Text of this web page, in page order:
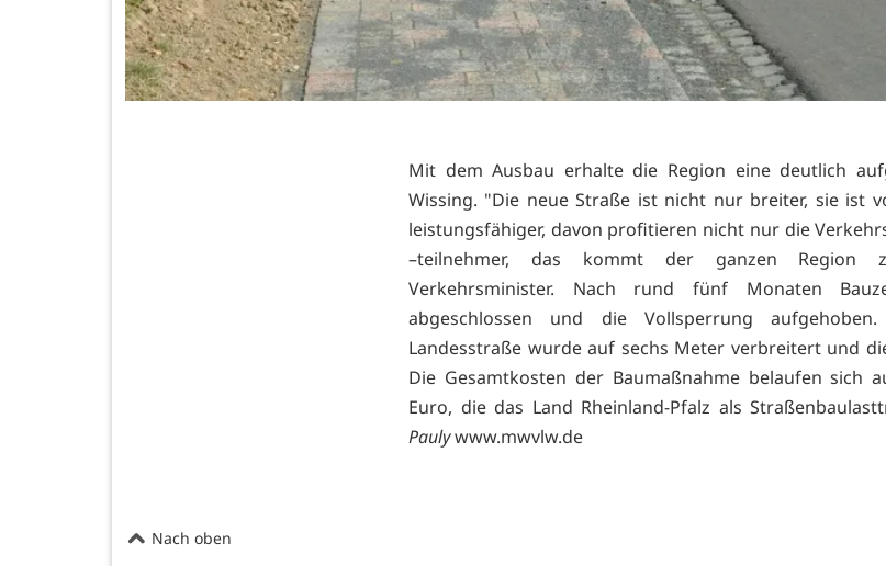
Mit dem Ausbau erhalte die Region eine deutlich
Wissing. "Die neue Straße ist nicht nur breiter, sie ist
leistungsfähiger, davon profitieren nicht nur die
–teilnehmer, das kommt der ganzen Region
Verkehrsminister. Nach rund fünf Monaten
abgeschlossen und die Vollsperrung
Landesstraße wurde auf sechs Meter verbreitert und
Die Gesamtkosten der Baumaßnahme belaufen sich
Euro, die das Land Rheinland-Pfalz als
Paulywww.mwvlw.de
Nach oben